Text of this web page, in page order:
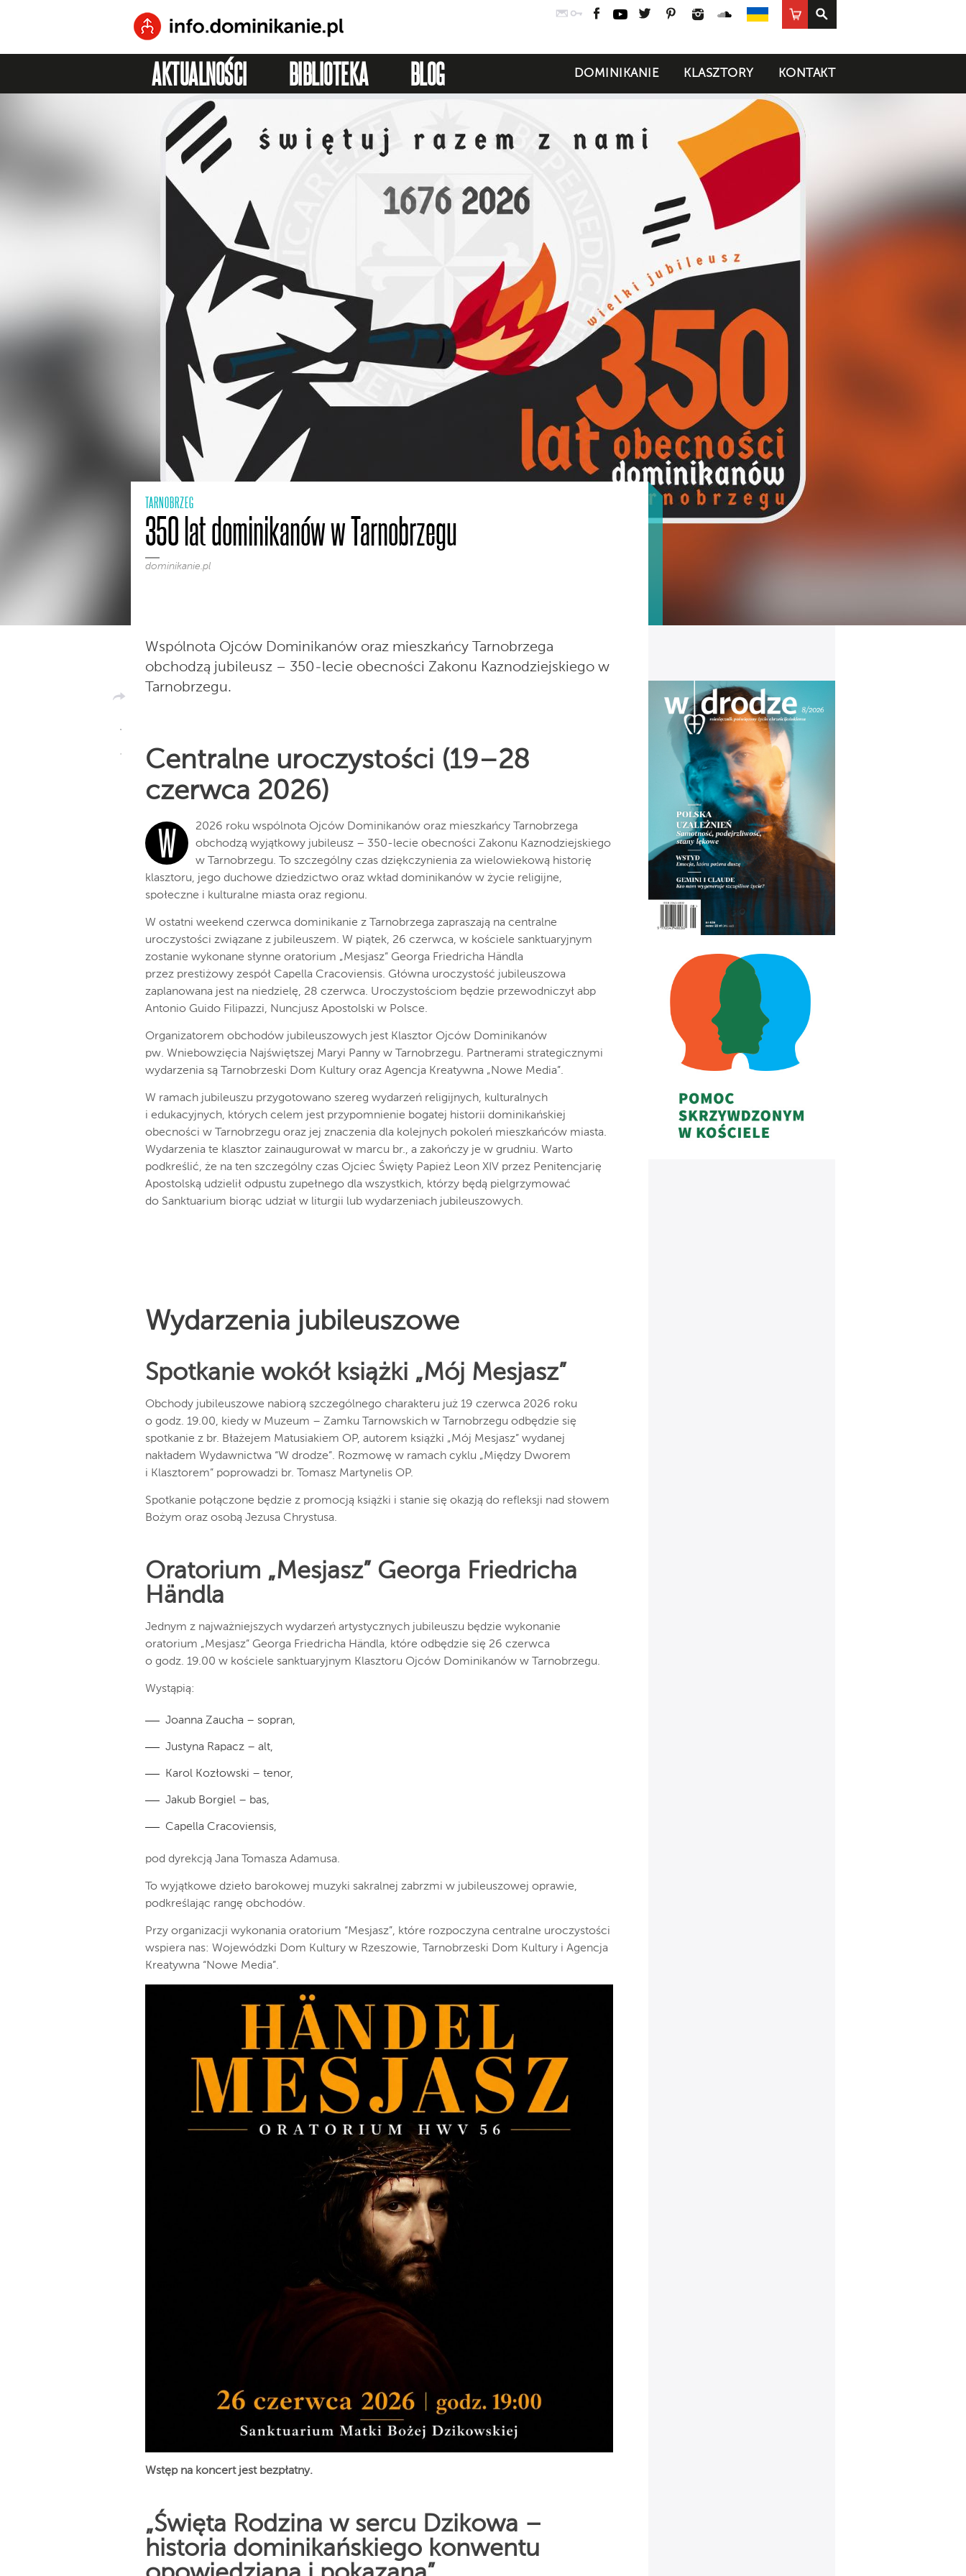
PocztaLogowanie
Facebook
YouTubeTwitterPinterestInstagramSoundCloud
UA
Sklep
AKTUALNOŚCI BIBLIOTEKA BLOG KONTAKT
KLASZTORY
DOMINIKANIE
TARNOBRZEG
350 lat dominikanów w Tarnobrzegu
dominikanie.pl
Wspólnota Ojców Dominikanów oraz mieszkańcy Tarnobrzega
obchodzą jubileusz – 350-lecie obecności Zakonu Kaznodziejskiego w
Tarnobrzegu.
Centralne uroczystości (19–28
czerwca 2026)
W
2026 roku wspólnota Ojców Dominikanów oraz mieszkańcy Tarnobrzega
obchodzą wyjątkowy jubileusz – 350-lecie obecności Zakonu Kaznodziejskiego
w Tarnobrzegu. To szczególny czas dziękczynienia za wielowiekową historię
klasztoru, jego duchowe dziedzictwo oraz wkład dominikanów w życie religijne,
społeczne i kulturalne miasta oraz regionu.
W ostatni weekend czerwca dominikanie z Tarnobrzega zapraszają na centralne
uroczystości związane z jubileuszem. W piątek, 26 czerwca, w kościele sanktuaryjnym
zostanie wykonane słynne oratorium „Mesjasz” Georga Friedricha Händla
przez prestiżowy zespół Capella Cracoviensis. Główna uroczystość jubileuszowa
zaplanowana jest na niedzielę, 28 czerwca. Uroczystościom będzie przewodniczył abp
Antonio Guido Filipazzi, Nuncjusz Apostolski w Polsce.
Organizatorem obchodów jubileuszowych jest Klasztor Ojców Dominikanów
pw. Wniebowzięcia Najświętszej Maryi Panny w Tarnobrzegu. Partnerami strategicznymi
wydarzenia są Tarnobrzeski Dom Kultury oraz Agencja Kreatywna „Nowe Media”.
W ramach jubileuszu przygotowano szereg wydarzeń religijnych, kulturalnych
i edukacyjnych, których celem jest przypomnienie bogatej historii dominikańskiej
obecności w Tarnobrzegu oraz jej znaczenia dla kolejnych pokoleń mieszkańców miasta.
Wydarzenia te klasztor zainaugurował w marcu br., a zakończy je w grudniu. Warto
podkreślić, że na ten szczególny czas Ojciec Święty Papież Leon XIV przez Penitencjarię
Apostolską udzielił odpustu zupełnego dla wszystkich, którzy będą pielgrzymować
do Sanktuarium biorąc udział w liturgii lub wydarzeniach jubileuszowych.
Wydarzenia jubileuszowe
Spotkanie wokół książki „Mój Mesjasz”
Obchody jubileuszowe nabiorą szczególnego charakteru już 19 czerwca 2026 roku
o godz. 19.00, kiedy w Muzeum – Zamku Tarnowskich w Tarnobrzegu odbędzie się
spotkanie z br. Błażejem Matusiakiem OP, autorem książki „Mój Mesjasz” wydanej
nakładem Wydawnictwa “W drodze”. Rozmowę w ramach cyklu „Między Dworem
i Klasztorem” poprowadzi br. Tomasz Martynelis OP.
Spotkanie połączone będzie z promocją książki i stanie się okazją do refleksji nad słowem
Bożym oraz osobą Jezusa Chrystusa.
Oratorium „Mesjasz” Georga Friedricha
Händla
Jednym z najważniejszych wydarzeń artystycznych jubileuszu będzie wykonanie
oratorium „Mesjasz” Georga Friedricha Händla, które odbędzie się 26 czerwca
o godz. 19.00 w kościele sanktuaryjnym Klasztoru Ojców Dominikanów w Tarnobrzegu.
Wystąpią:
Joanna Zaucha – sopran,
Justyna Rapacz – alt,
Karol Kozłowski – tenor,
Jakub Borgiel – bas,
Capella Cracoviensis,
pod dyrekcją Jana Tomasza Adamusa.
To wyjątkowe dzieło barokowej muzyki sakralnej zabrzmi w jubileuszowej oprawie,
podkreślając rangę obchodów.
Przy organizacji wykonania oratorium “Mesjasz”, które rozpoczyna centralne uroczystości
wspiera nas: Wojewódzki Dom Kultury w Rzeszowie, Tarnobrzeski Dom Kultury i Agencja
Kreatywna “Nowe Media”.
Wstęp na koncert jest bezpłatny.
„Święta Rodzina w sercu Dzikowa –
historia dominikańskiego konwentu